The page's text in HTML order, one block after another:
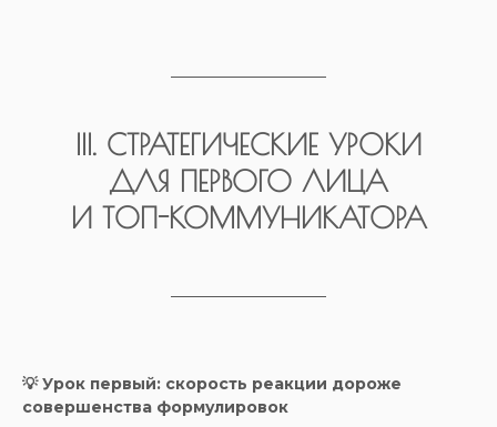
III. СТРАТЕГИЧЕСКИЕ УРОКИ
ДЛЯ ПЕРВОГО ЛИЦА
И ТОП-КОММУНИКАТОРА
💡 Урок первый: скорость реакции дороже
совершенства формулировок